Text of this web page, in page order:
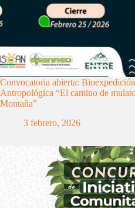
Convocatoria abierta:
Antropológica “El camino de
Montaña”
3 febrero, 2026